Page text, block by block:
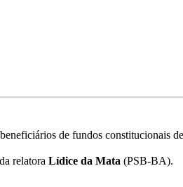
de fundos constitucionais
relatora Lídice da Mata (PSB-BA).